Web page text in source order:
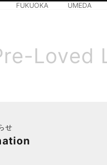
FUKUOKA UMEDA
Loved
せ